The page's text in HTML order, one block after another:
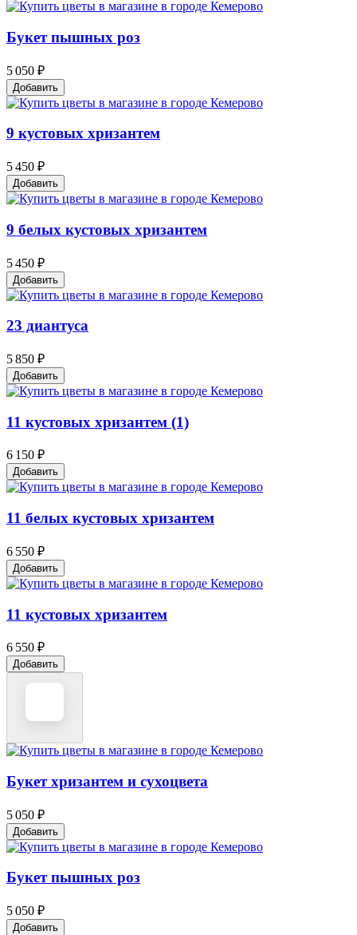
Букет пышных роз
5 050 ₽
Добавить
9 кустовых хризантем
5 450 ₽
Добавить
9 белых кустовых хризантем
5 450 ₽
Добавить
23 диантуса
5 850 ₽
Добавить
11 кустовых хризантем (1)
6 150 ₽
Добавить
11 белых кустовых хризантем
6 550 ₽
Добавить
11 кустовых хризантем
6 550 ₽
Добавить
Букет хризантем и сухоцвета
5 050 ₽
Добавить
Букет пышных роз
5 050 ₽
Добавить